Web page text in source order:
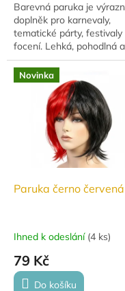
Barevná paruka je
doplněk pro karnevaly,
tematické párty, festivaly
focení. Lehká, pohodlná a
snadno udržovatelná –
pro rychlou proměnu
a originální styl.
Novinka
Paruka černo červená
Ihned k odeslání (4 ks)
79 Kč
Do košíku